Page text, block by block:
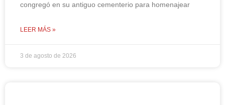
congregó en su antiguo cementerio para homenajear
LEER MÁS »
3 de agosto de 2026